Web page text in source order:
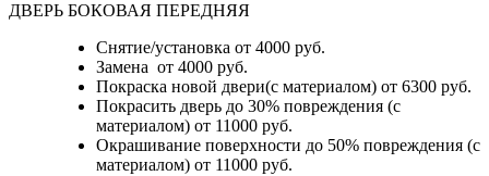
ДВЕРЬ БОКОВАЯ ПЕРЕДНЯЯ
Снятие/установка от 4000 руб.
Замена от 4000 руб.
Покраска новой двери(с материалом) от 6300 руб.
Покрасить дверь до 30% повреждения (с
материалом) от 11000 руб.
Окрашивание поверхности до 50% повреждения (с
материалом) от 11000 руб.